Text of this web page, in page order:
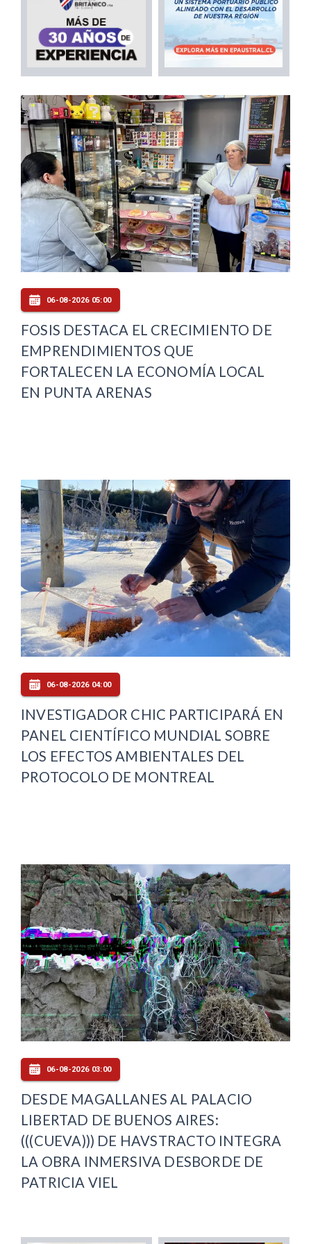
06-08-2026 05:00
FOSIS DESTACA EL CRECIMIENTO DE
EMPRENDIMIENTOS QUE
FORTALECEN LA ECONOMÍA LOCAL
EN PUNTA ARENAS
06-08-2026 04:00
INVESTIGADOR CHIC PARTICIPARÁ EN
PANEL CIENTÍFICO MUNDIAL SOBRE
LOS EFECTOS AMBIENTALES DEL
PROTOCOLO DE MONTREAL
06-08-2026 03:00
DESDE MAGALLANES AL PALACIO
LIBERTAD DE BUENOS AIRES:
(((CUEVA))) DE HAVSTRACTO INTEGRA
LA OBRA INMERSIVA DESBORDE DE
PATRICIA VIEL